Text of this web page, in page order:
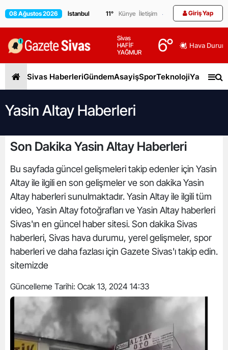
08 Ağustos 2026 11° Künye İletişim Giriş Yap
Sivas
HAFİF
YAĞMUR
6° Hava
Sivas HaberleriGündemAsayişSporTeknolojiYaşam
Yasin Altay Haberleri
Son Dakika Yasin Altay Haberleri
Bu sayfada güncel gelişmeleri takip edenler için Yasin
Altay ile ilgili en son gelişmeler ve son dakika Yasin
Altay haberleri sunulmaktadır. Yasin Altay ile ilgili tüm
video, Yasin Altay fotoğrafları ve Yasin Altay haberleri
Sivas'ın en güncel haber sitesi. Son dakika Sivas
haberleri, Sivas hava durumu, yerel gelişmeler, spor
haberleri ve daha fazlası için Gazete Sivas'ı takip edin.
sitemizde
Güncelleme Tarihi: Ocak 13, 2024 14:33